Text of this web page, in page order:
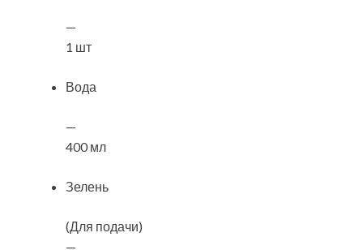
—
1 шт
Вода
—
400 мл
Зелень
(Для подачи)
—